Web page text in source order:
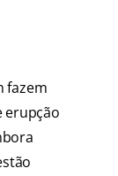
fazem
erupção